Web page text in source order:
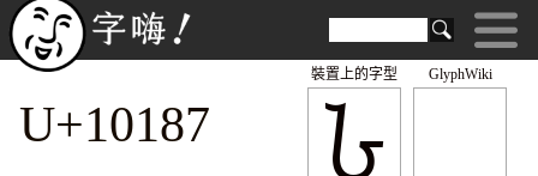
GlyphWiki
𐆇
裝置上的字型
U+10187